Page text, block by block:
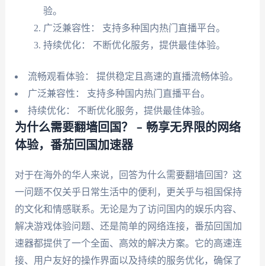
验。
广泛兼容性： 支持多种国内热门直播平台。
持续优化： 不断优化服务，提供最佳体验。
流畅观看体验： 提供稳定且高速的直播流畅体验。
广泛兼容性： 支持多种国内热门直播平台。
持续优化： 不断优化服务，提供最佳体验。
为什么需要翻墙回国？ – 畅享无界限的网络
体验，番茄回国加速器
对于在海外的华人来说，回答为什么需要翻墙回国？这
一问题不仅关乎日常生活中的便利，更关乎与祖国保持
的文化和情感联系。无论是为了访问国内的娱乐内容、
解决游戏体验问题、还是简单的网络连接，番茄回国加
速器都提供了一个全面、高效的解决方案。它的高速连
接、用户友好的操作界面以及持续的服务优化，确保了